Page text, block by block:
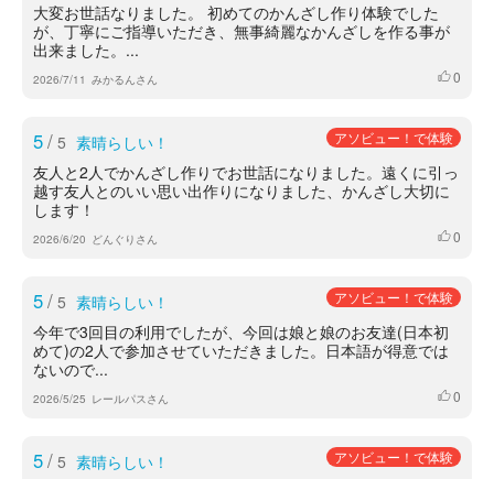
大変お世話なりました。 初めてのかんざし作り体験でした
が、丁寧にご指導いただき、無事綺麗なかんざしを作る事が
出来ました。...
2026/7/11 みかるんさん いいね
0
5/ 5 素晴らしい！ アソビュー！で体験
友人と2人でかんざし作りでお世話になりました。遠くに引っ
越す友人とのいい思い出作りになりました、かんざし大切に
します！
2026/6/20 どんぐりさん いいね
0
5/ 5 素晴らしい！ アソビュー！で体験
今年で3回目の利用でしたが、今回は娘と娘のお友達(日本初
めて)の2人で参加させていただきました。日本語が得意では
ないので...
2026/5/25 レールパスさん いいね
0
5/ 5 素晴らしい！ アソビュー！で体験